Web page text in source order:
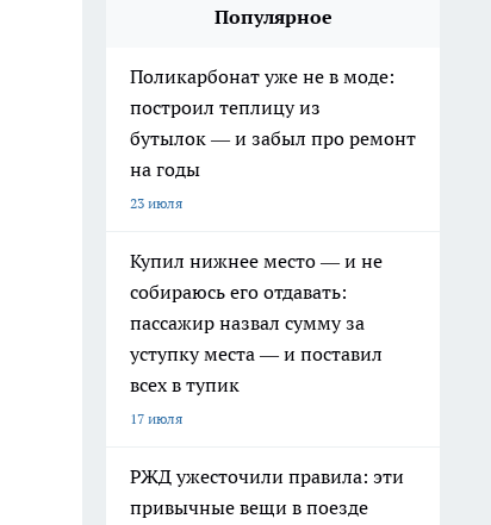
Популярное
Поликарбонат уже не в моде:
построил теплицу из
бутылок — и забыл про ремонт
на годы
23 июля
Купил нижнее место — и не
собираюсь его отдавать:
пассажир назвал сумму за
уступку места — и поставил
всех в тупик
17 июля
РЖД ужесточили правила: эти
привычные вещи в поезде